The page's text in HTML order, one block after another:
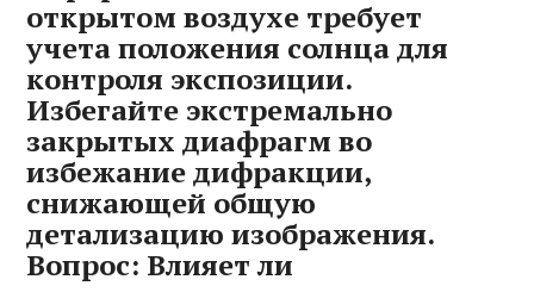
открытом воздухе требует
учета положения солнца для
контроля экспозиции.
Избегайте экстремально
закрытых диафрагм во
избежание дифракции,
снижающей общую
детализацию изображения.
Вопрос: Влияет ли